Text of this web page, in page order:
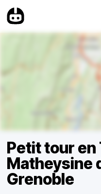
Petit tour
Matheysine
Grenoble